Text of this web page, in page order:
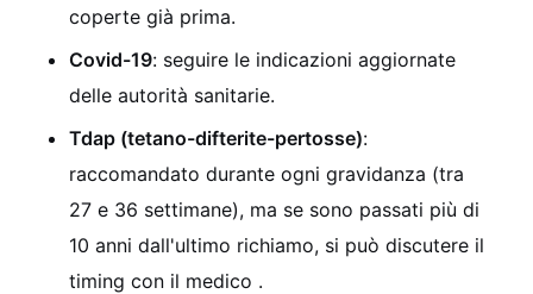
coperte già prima.
Covid-19: seguire le indicazioni aggiornate
delle autorità sanitarie.
Tdap (tetano-difterite-pertosse):
raccomandato durante ogni gravidanza (tra
27 e 36 settimane), ma se sono passati più di
10 anni dall'ultimo richiamo, si può discutere il
timing con il medico .